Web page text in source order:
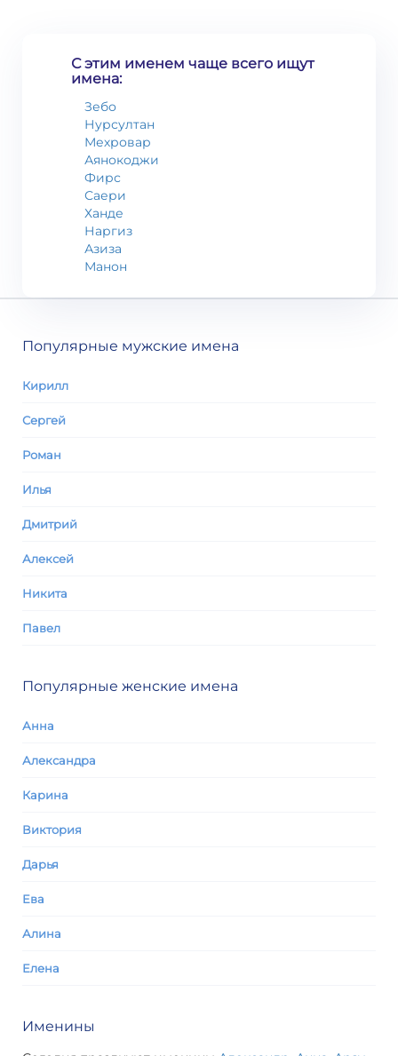
С этим именем чаще всего ищут
имена:
Зебо
Нурсултан
Мехровар
Аянокоджи
Фирс
Саери
Ханде
Наргиз
Азиза
Манон
Популярные мужские имена
Кирилл
Сергей
Роман
Илья
Дмитрий
Алексей
Никита
Павел
Популярные женские имена
Анна
Александра
Карина
Виктория
Дарья
Ева
Алина
Елена
Именины